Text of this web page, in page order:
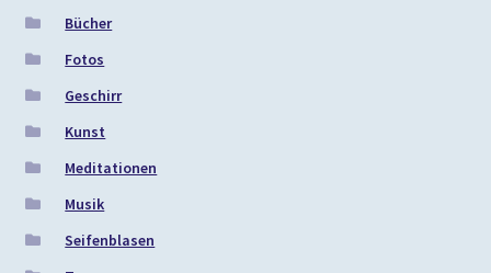
Bücher
Fotos
Geschirr
Kunst
Meditationen
Musik
Seifenblasen